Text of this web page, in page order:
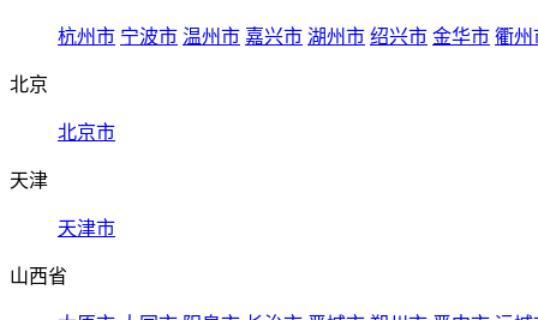
杭州市 宁波市 温州市 嘉兴市 湖州市 绍兴市 金华市 衢州
北京
北京市
天津
天津市
山西省